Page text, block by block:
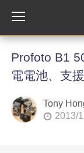
Profoto B1
電電池、支
Tony
2013/